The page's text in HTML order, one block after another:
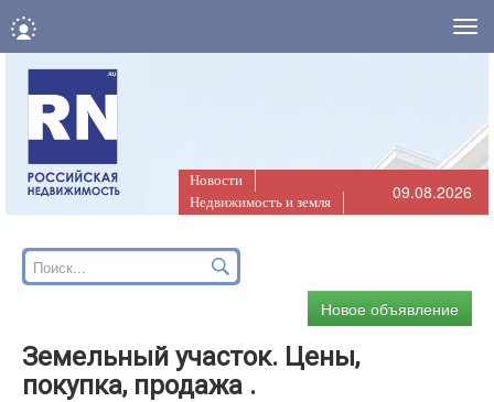
Новости
Недвижимость и земля
09.08.2026
Новое объявление
Земельный участок. Цены,
покупка, продажа .